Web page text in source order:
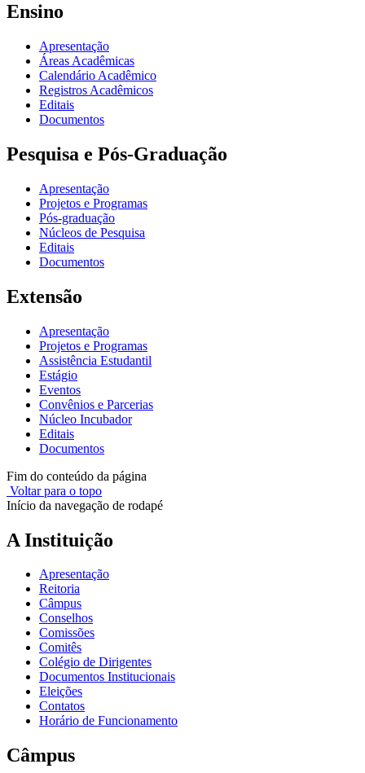
Ensino
Apresentação
Áreas Acadêmicas
Calendário Acadêmico
Registros Acadêmicos
Editais
Documentos
Pesquisa e Pós-Graduação
Apresentação
Projetos e Programas
Pós-graduação
Núcleos de Pesquisa
Editais
Documentos
Extensão
Apresentação
Projetos e Programas
Assistência Estudantil
Estágio
Eventos
Convênios e Parcerias
Núcleo Incubador
Editais
Documentos
Fim do conteúdo da página
Voltar para o topo
Início da navegação de rodapé
A Instituição
Apresentação
Reitoria
Câmpus
Conselhos
Comissões
Comitês
Colégio de Dirigentes
Documentos Institucionais
Eleições
Contatos
Horário de Funcionamento
Câmpus